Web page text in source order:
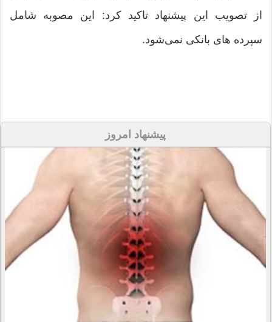
از تصویب این پیشنهاد تاکید کرد: این مصوبه شامل
سپرده های بانکی نمی‌شود.
پیشنهاد امروز